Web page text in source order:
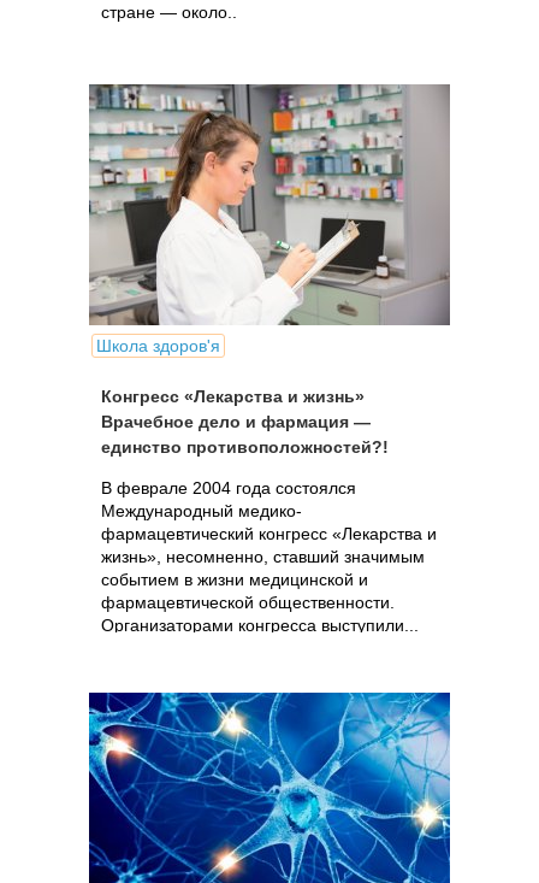
стране — около..
Школа здоров'я
Конгресс «Лекарства и жизнь»
Врачебное дело и фармация —
единство противоположностей?!
В феврале 2004 года состоялся
Международный медико-
фармацевтический конгресс «Лекарства и
жизнь», несомненно, ставший значимым
событием в жизни медицинской и
фармацевтической общественности.
Организаторами конгресса выступили...